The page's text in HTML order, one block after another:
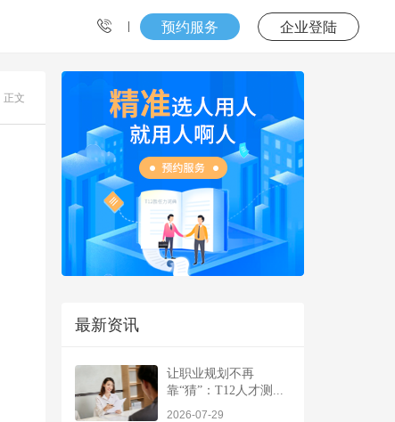
预约服务 企业登陆
正文
最新资讯
让职业规划不再
靠“猜”：T12人才测...
2026-07-29